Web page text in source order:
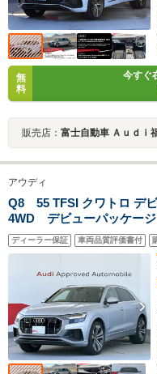
無
料
今すぐ
販売店： 富士自動車 Ａｕｄｉ
アウディ
Q8 55 TFSI クワトロ デ
4WD デビューパッケー
ケージ アシスタンスパッ
ライト
ディーラー保証 車両品質評価書付